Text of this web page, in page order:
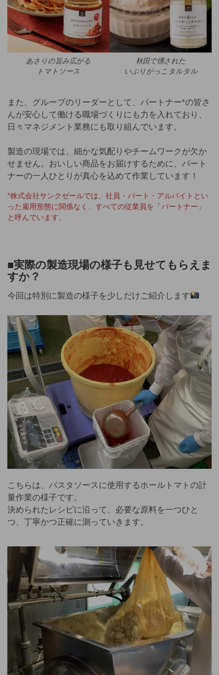
あさりの旨み広がる
トマトソース
秋田で燻された
いぶりがっこタルタル
また、グループのリーダーとして、パートナー*の皆さ
んが安心して働ける職場づくりにも力を入れており、
日々マネジメント業務にも取り組んでいます。
製造の現場では、細かな気配りやチームワークが欠か
せません。おいしい商品をお届けするために、パート
ナーの一人ひとりが真心を込めて作業しています！
*株式会社サンクゼールでは、社員・パート・アルバイトとい
った雇用形態に関係なく、すべての従業員を「パートナー」
と呼んでいます。
■実際の製造現場の様子も見せてもらえま
すか？
今回は特別に製造の様子を少しだけご紹介します
こちらは、パスタソースに使用するホールトマトの計
量作業の様子です。
決められたレシピに沿って、必要な原料を一つひと
つ、丁寧かつ正確に測っていきます。